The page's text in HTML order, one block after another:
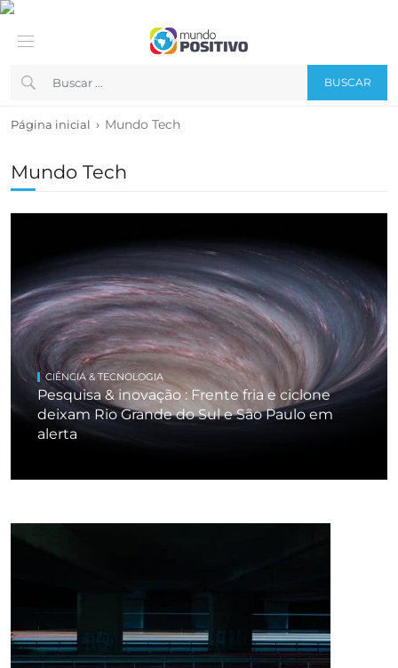
BUSCAR
Página inicial › Mundo Tech
Mundo Tech
CIÊNCIA & TECNOLOGIA
Pesquisa & inovação : Frente fria e ciclone
deixam Rio Grande do Sul e São Paulo em
alerta